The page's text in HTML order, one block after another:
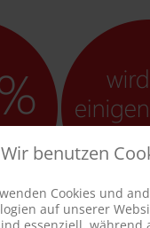
Wir benutzen
Cookies und
auf unserer